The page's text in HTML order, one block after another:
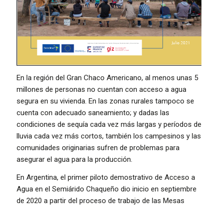
En la región del Gran Chaco Americano, al menos unas 5
millones de personas no cuentan con acceso a agua
segura en su vivienda. En las zonas rurales tampoco se
cuenta con adecuado saneamiento; y dadas las
condiciones de sequía cada vez más largas y períodos de
lluvia cada vez más cortos, también los campesinos y las
comunidades originarias sufren de problemas para
asegurar el agua para la producción.
En Argentina, el primer piloto demostrativo de Acceso a
Agua en el Semiárido Chaqueño dio inicio en septiembre
de 2020 a partir del proceso de trabajo de las Mesas